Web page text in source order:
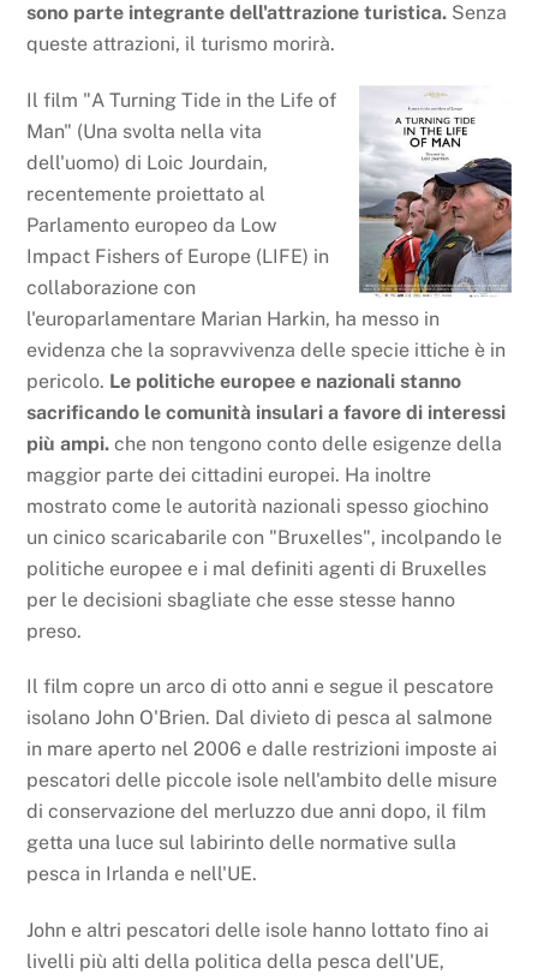
sono parte integrante dell'attrazione turistica. Senza
queste attrazioni, il turismo morirà.
Il film "A Turning Tide in the Life of
Man" (Una svolta nella vita
dell'uomo) di Loic Jourdain,
recentemente proiettato al
Parlamento europeo da Low
Impact Fishers of Europe (LIFE) in
collaborazione con
l'europarlamentare Marian Harkin, ha messo in
evidenza che la sopravvivenza delle specie ittiche è in
pericolo. Le politiche europee e nazionali stanno
sacrificando le comunità insulari a favore di interessi
più ampi. che non tengono conto delle esigenze della
maggior parte dei cittadini europei. Ha inoltre
mostrato come le autorità nazionali spesso giochino
un cinico scaricabarile con "Bruxelles", incolpando le
politiche europee e i mal definiti agenti di Bruxelles
per le decisioni sbagliate che esse stesse hanno
preso.
Il film copre un arco di otto anni e segue il pescatore
isolano John O'Brien. Dal divieto di pesca al salmone
in mare aperto nel 2006 e dalle restrizioni imposte ai
pescatori delle piccole isole nell'ambito delle misure
di conservazione del merluzzo due anni dopo, il film
getta una luce sul labirinto delle normative sulla
pesca in Irlanda e nell'UE.
John e altri pescatori delle isole hanno lottato fino ai
livelli più alti della politica della pesca dell'UE,